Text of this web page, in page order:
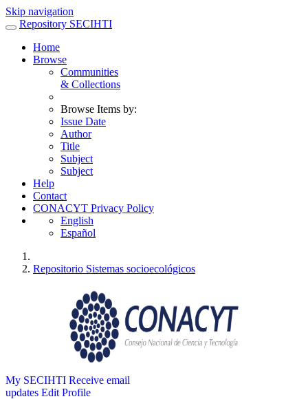
Skip navigation
Repository SECIHTI
Home
Browse
Communities
& Collections
Browse Items by:
Issue Date
Author
Title
Subject
Subject
Help
Contact
CONACYT Privacy Policy
English
Español
Repositorio Sistemas socioecológicos
My SECIHTI Receive email
updates Edit Profile